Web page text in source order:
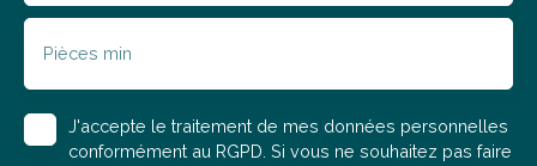
solution de transaction immobilière. Bénéficiez d'un
en moyenne 2 à 3 fois moins cher qu’une agence
traditionnelle pour les mêmes services ! Pour toute
demande d'information, envoyez nous un mail sans
oublier de nous communiquer votre numéro de
Pièces min
J'accepte le traitement de mes données personnelles
conformément au RGPD. Si vous ne souhaitez pas faire